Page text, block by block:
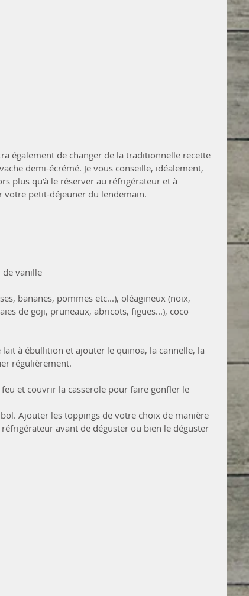
également de changer de la traditionnelle recette
demi-écrémé. Je vous conseille, idéalement,
plus qu’à le réserver au réfrigérateur et à
votre petit-déjeuner du lendemain.
de vanille
bananes, pommes etc...), oléagineux (noix,
de goji, pruneaux, abricots, figues...), coco
à ébullition et ajouter le quinoa, la cannelle, la
régulièrement.
et couvrir la casserole pour faire gonfler le
Ajouter les toppings de votre choix de manière
avant de déguster ou bien le déguster